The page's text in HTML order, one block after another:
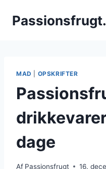
MAD OPSKRIFTER
dage
Af Passionsfrugt 16.